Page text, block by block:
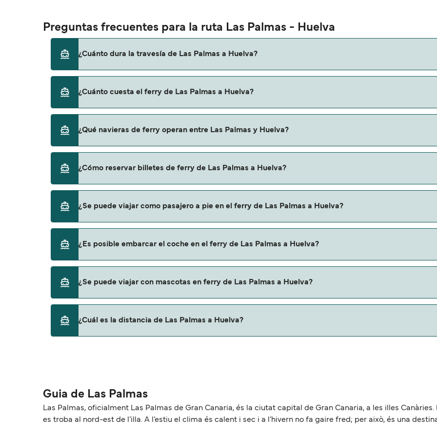
Preguntas frecuentes para la ruta Las Palmas - Huelva
¿Cuánto dura la travesía de Las Palmas a Huelva?
temporada a otra, por lo que te recomendamos que verifiques online la información más actualizada.
¿Cuánto cuesta el ferry de Las Palmas a Huelva?
precio no incluye los gastos de reserva.
¿Qué navieras de ferry operan entre Las Palmas y Huelva?
¿Cómo reservar billetes de ferry de Las Palmas a Huelva?
ofertas para descrubrir las últimas promociones y descuentos de las compañías navieras.
¿Se puede viajar como pasajero a pie en el ferry de Las Palmas a Huelva?
¿Es posible embarcar el coche en el ferry de Las Palmas a Huelva?
¿Se puede viajar con mascotas en ferry de Las Palmas a Huelva?
con mascotas con:
¿Cuál es la distancia de Las Palmas a Huelva?
Guia de Las Palmas
Las Palmas, oficialment Las Palmas de Gran Canaria, és la ciutat capital de Gran Canaria, a les illes
es troba al nord-est de l’illa. A l’estiu el clima és calent i sec i a l’hivern no fa gaire fred; per això, és una